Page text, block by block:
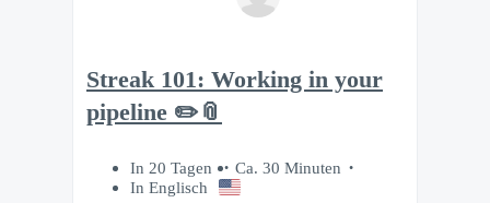
Streak 101: Working in your
pipeline ✏️📎
In 20 Tagen
Ca. 30 Minuten
In Englisch